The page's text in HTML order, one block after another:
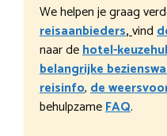
We helpen je graag
reisaanbieders,vind
naar dehotel-
belangrijke
reisinfo,de
behulpzameFAQ.